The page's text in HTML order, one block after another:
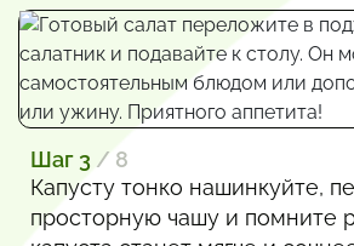
Шаг 3 / 8
Капусту тонко нашинкуйте,
просторную чашу и помните